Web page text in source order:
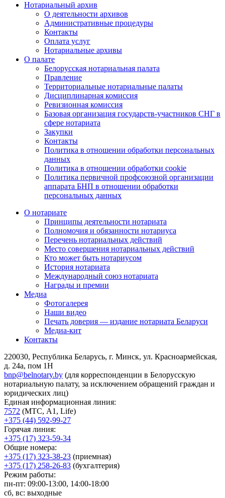
Нотариальный архив
О деятельности архивов
Административные процедуры
Контакты
Оплата услуг
Нотариальные архивы
О палате
Белорусская нотариальная палата
Правление
Территориальные нотариальные палаты
Дисциплинарная комиссия
Ревизионная комиссия
Базовая организация государств-участников СНГ в
сфере нотариата
Закупки
Контакты
Политика в отношении обработки персональных
данных
Политика в отношении обработки cookie
Политика первичной профсоюзной организации
аппарата БНП в отношении обработки
персональных данных
О нотариате
Принципы деятельности нотариата
Полномочия и обязанности нотариуса
Перечень нотариальных действий
Место совершения нотариальных действий
Кто может быть нотариусом
История нотариата
Международный союз нотариата
Награды и премии
Медиа
Фотогалерея
Наши видео
Печать доверия — издание нотариата Беларуси
Медиа-кит
Контакты
220030, Республика Беларусь, г. Минск, ул. Красноармейская,
д. 24а, пом 1Н
bnp@belnotary.by (для корреспонденции в Белорусскую
нотариальную палату, за исключением обращений граждан и
юридических лиц)
Единая информационная линия:
7572 (МТС, A1, Life)
+375 (44) 592-99-27
Горячая линия:
+375 (17) 323-59-34
Общие номера:
+375 (17) 323-38-23 (приемная)
+375 (17) 258-26-83 (бухгалтерия)
Режим работы:
пн-пт: 09:00-13:00, 14:00-18:00
сб, вс: выходные